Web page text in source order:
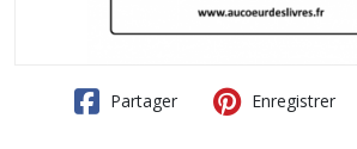
Partager Enregistrer